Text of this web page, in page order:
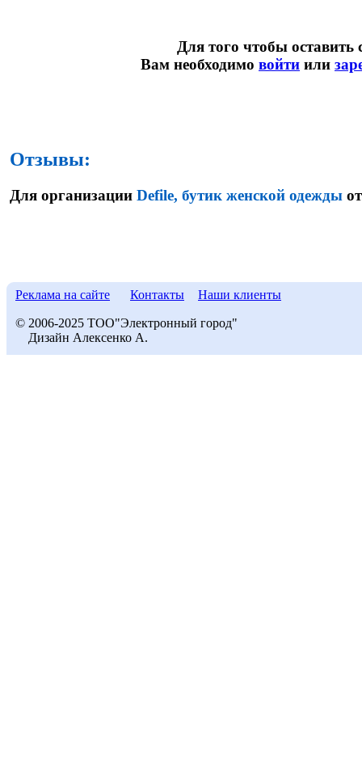
Для того чтобы оставить
Вам необходимо войти или
Отзывы:
Для организации Defile, бутик женской одежды
Реклама на сайте Контакты Наши клиенты
© 2006-2025 ТОО"Электронный город"
Дизайн Алексенко А.